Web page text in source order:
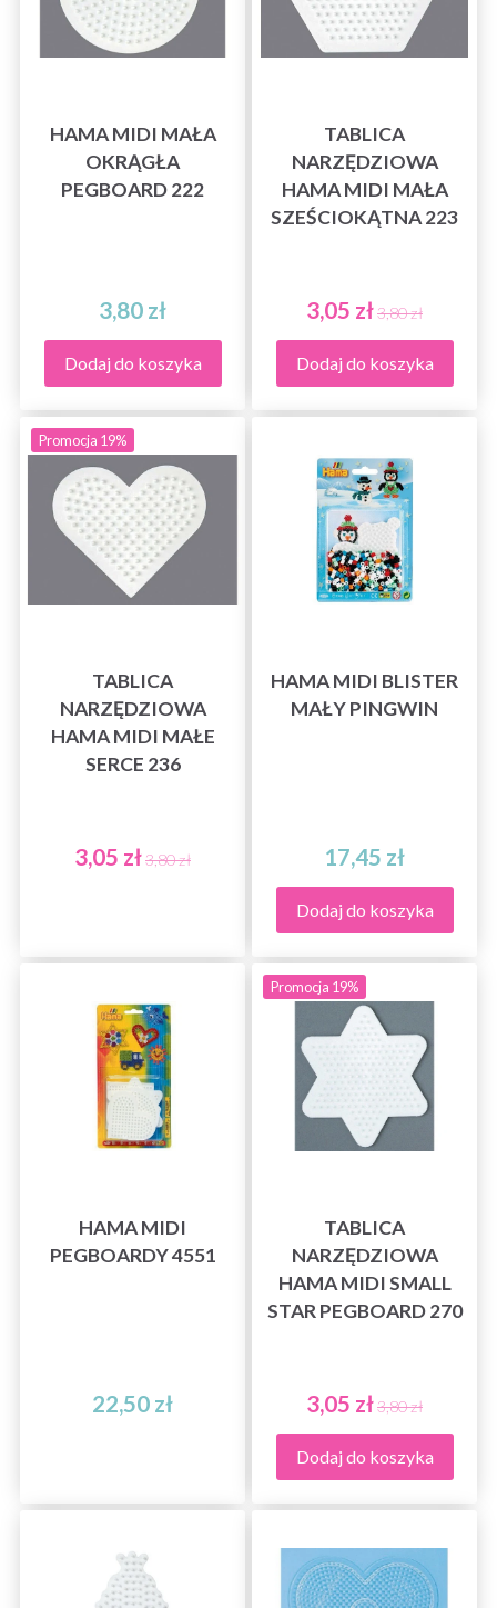
HAMA MIDI MAŁA
OKRĄGŁA
PEGBOARD 222
3,80 zł
Dodaj do koszyka
TABLICA
NARZĘDZIOWA
HAMA MIDI MAŁA
SZEŚCIOKĄTNA 223
3,05 zł3,80 zł
Dodaj do koszyka
Promocja 19%
TABLICA
NARZĘDZIOWA
HAMA MIDI MAŁE
SERCE 236
3,05 zł3,80 zł
HAMA MIDI BLISTER
MAŁY PINGWIN
17,45 zł
Dodaj do koszyka
HAMA MIDI
PEGBOARDY 4551
22,50 zł
Promocja 19%
TABLICA
NARZĘDZIOWA
HAMA MIDI SMALL
STAR PEGBOARD 270
3,05 zł3,80 zł
Dodaj do koszyka